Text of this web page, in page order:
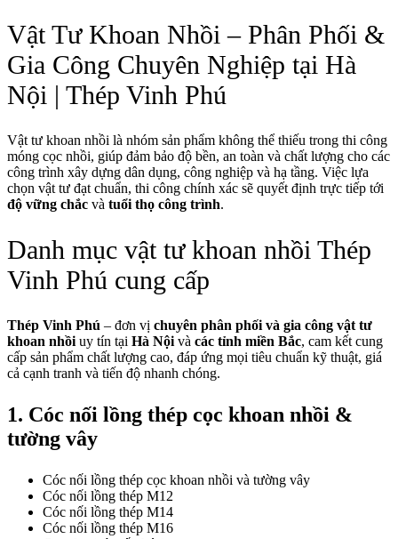
Vật Tư Khoan Nhồi – Phân Phối &
Gia Công Chuyên Nghiệp tại Hà
Nội | Thép Vinh Phú
Vật tư khoan nhồi là nhóm sản phẩm không thể thiếu trong thi công
móng cọc nhồi, giúp đảm bảo độ bền, an toàn và chất lượng cho các
công trình xây dựng dân dụng, công nghiệp và hạ tầng. Việc lựa
chọn vật tư đạt chuẩn, thi công chính xác sẽ quyết định trực tiếp tới
độ vững chắc và tuổi thọ công trình.
Danh mục vật tư khoan nhồi Thép
Vinh Phú cung cấp
Thép Vinh Phú – đơn vị chuyên phân phối và gia công vật tư
khoan nhồi uy tín tại Hà Nội và các tỉnh miền Bắc, cam kết cung
cấp sản phẩm chất lượng cao, đáp ứng mọi tiêu chuẩn kỹ thuật, giá
cả cạnh tranh và tiến độ nhanh chóng.
1. Cóc nối lồng thép cọc khoan nhồi &
tường vây
Cóc nối lồng thép cọc khoan nhồi và tường vây
Cóc nối lồng thép M12
Cóc nối lồng thép M14
Cóc nối lồng thép M16